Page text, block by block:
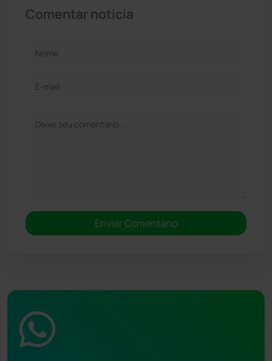
Comentar notícia